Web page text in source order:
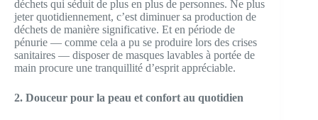
déchets qui séduit de plus en plus de personnes. Ne plus
jeter quotidiennement, c’est diminuer sa production de
déchets de manière significative. Et en période de
pénurie — comme cela a pu se produire lors des crises
sanitaires — disposer de masques lavables à portée de
main procure une tranquillité d’esprit appréciable.
2. Douceur pour la peau et confort au quotidien